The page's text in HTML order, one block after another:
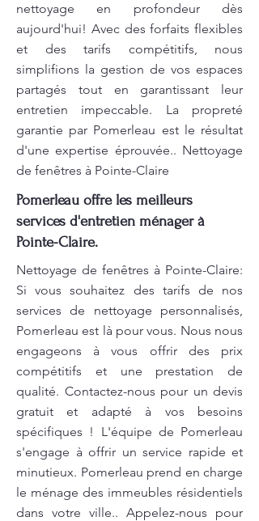
nettoyage en profondeur dès
aujourd'hui! Avec des forfaits flexibles
et des tarifs compétitifs, nous
simplifions la gestion de vos espaces
partagés tout en garantissant leur
entretien impeccable. La propreté
garantie par Pomerleau est le résultat
d'une expertise éprouvée.. Nettoyage
de fenêtres à Pointe-Claire
Pomerleau offre les meilleurs
services d'entretien ménager à
Pointe-Claire.
Nettoyage de fenêtres à Pointe-Claire:
Si vous souhaitez des tarifs de nos
services de nettoyage personnalisés,
Pomerleau est là pour vous. Nous nous
engageons à vous offrir des prix
compétitifs et une prestation de
qualité. Contactez-nous pour un devis
gratuit et adapté à vos besoins
spécifiques ! L'équipe de Pomerleau
s'engage à offrir un service rapide et
minutieux. Pomerleau prend en charge
le ménage des immeubles résidentiels
dans votre ville.. Appelez-nous pour